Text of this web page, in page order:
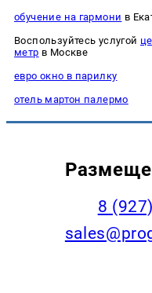
обучение на гармони в
Воспользуйтесь услугой
метр в Москве
евро окно в парилку
отель мартон палермо
8